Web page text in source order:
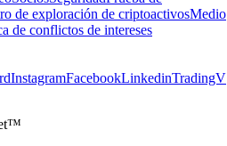
de exploración de criptoactivosMedio
de conflictos de intereses
InstagramFacebookLinkedinTradingV